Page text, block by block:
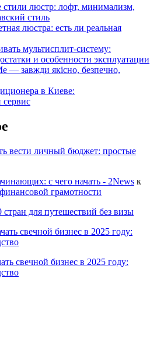
люстр: лофт, минимализм,
стиль
люстра: есть ли реальная
мультисплит-систему:
и особенности эксплуатации
— завжди якісно, безпечно,
в Киеве:
вести личный бюджет: простые
с чего начать - 2News к
грамотности
для путешествий без визы
свечной бизнес в 2025 году:
свечной бизнес в 2025 году: